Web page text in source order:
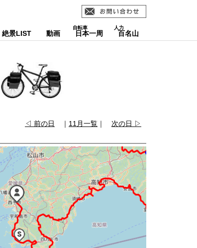
絶景LIST 動画 日本一周 百名山
◁ 前の日 ｜ 11月一覧 ｜ 次の日 ▷